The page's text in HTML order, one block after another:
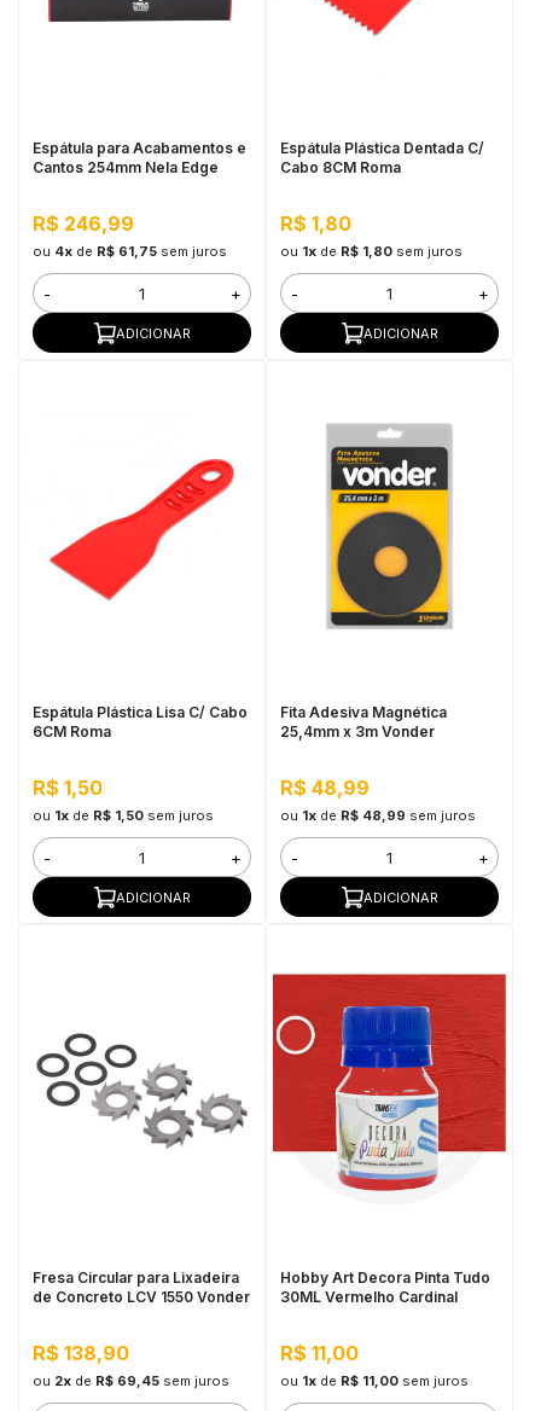
Espátula para Acabamentos e
Cantos 254mm Nela Edge
R$ 246,99
ou 4xde R$ 61,75 sem juros
- +
ADICIONAR
Espátula Plástica Dentada C/
Cabo 8CM Roma
R$ 1,80
ou 1xde R$ 1,80 sem juros
- +
ADICIONAR
Espátula Plástica Lisa C/ Cabo
6CM Roma
R$ 1,50
ou 1xde R$ 1,50 sem juros
- +
ADICIONAR
Fita Adesiva Magnética
25,4mm x 3m Vonder
R$ 48,99
ou 1xde R$ 48,99 sem juros
- +
ADICIONAR
Fresa Circular para Lixadeira
de Concreto LCV 1550 Vonder
R$ 138,90
ou 2xde R$ 69,45 sem juros
Hobby Art Decora Pinta Tudo
30ML Vermelho Cardinal
R$ 11,00
ou 1xde R$ 11,00 sem juros